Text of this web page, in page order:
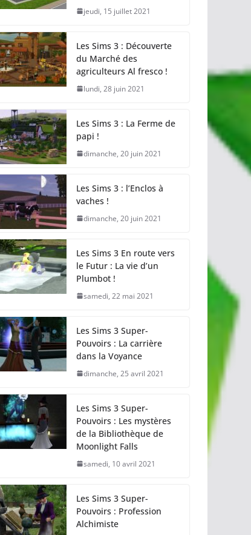
jeudi, 15 juillet 2021
Les Sims 3 : Découverte
du Marché des
agriculteurs Al fresco !
lundi, 28 juin 2021
Les Sims 3 : La Ferme de
papi !
dimanche, 20 juin 2021
Les Sims 3 : l’Enclos à
vaches !
dimanche, 20 juin 2021
Les Sims 3 En route vers
le Futur : La vie d’un
Plumbot !
samedi, 22 mai 2021
Les Sims 3 Super-
Pouvoirs : La carrière
dans la Voyance
dimanche, 25 avril 2021
Les Sims 3 Super-
Pouvoirs : Les mystères
de la Bibliothèque de
Moonlight Falls
samedi, 10 avril 2021
Les Sims 3 Super-
Pouvoirs : Profession
Alchimiste